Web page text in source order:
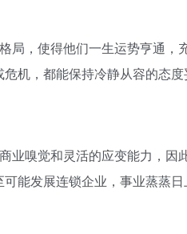
局，使得他们一生运势亨通，
机，都能保持冷静从容的态度
业嗅觉和灵活的应变能力，因
能发展连锁企业，事业蒸蒸日